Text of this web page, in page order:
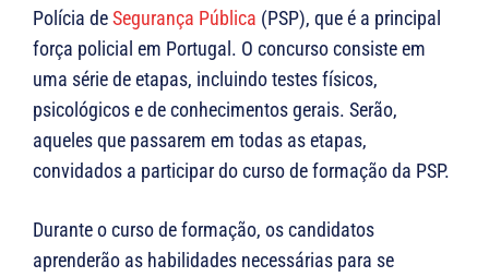
Polícia deSegurança Pública (PSP), que é a principal
força policial em Portugal. O concurso consiste em
uma série de etapas, incluindo testes físicos,
psicológicos e de conhecimentos gerais. Serão,
aqueles que passarem em todas as etapas,
convidados a participar do curso de formação da PSP.
Durante o curso de formação, os candidatos
aprenderão as habilidades necessárias para se